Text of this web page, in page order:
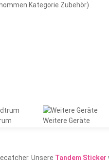
Kategorie Zubehör)
Weitere Geräte
Unsere Tandem Sticker